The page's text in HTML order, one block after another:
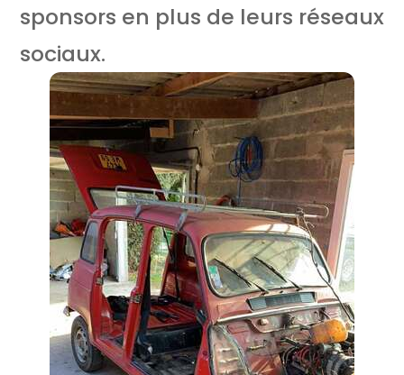
sponsors en plus de leurs réseaux
sociaux.